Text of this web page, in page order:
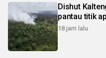
Dishut
pantau titik
18 jam lalu